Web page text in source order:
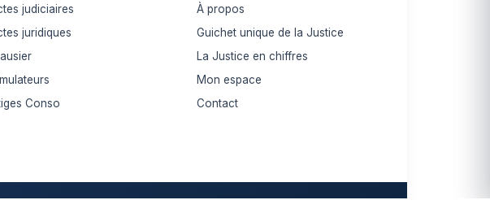
judiciaires
juridiques
Conso
À propos
Guichet unique de la Justice
La Justice en chiffres
Mon espace
Contact